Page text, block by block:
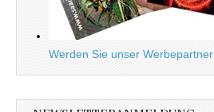
Werden Sie unser Werbepartner